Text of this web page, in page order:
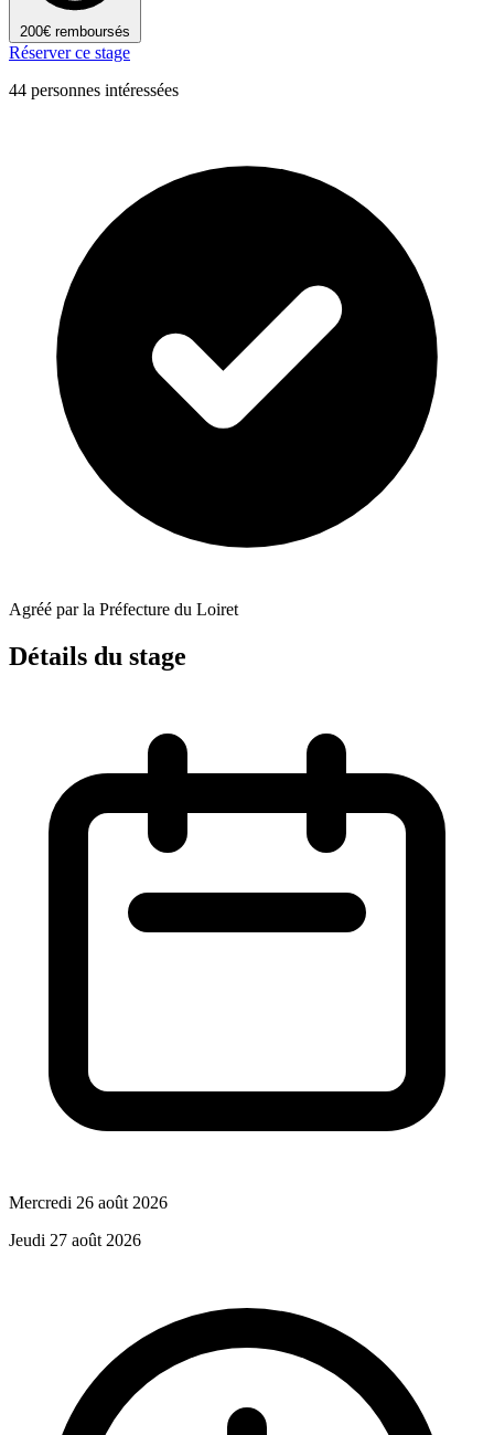
200€ remboursés
Réserver ce stage
44 personnes intéressées
Agréé par la Préfecture du Loiret
Détails du stage
Mercredi 26 août 2026
Jeudi 27 août 2026